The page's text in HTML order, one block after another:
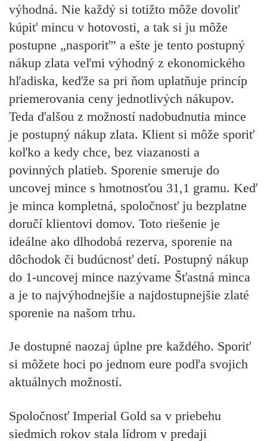
výhodná. Nie každý si totižto môže dovoliť
kúpiť mincu v hotovosti, a tak si ju môže
postupne „nasporiť” a ešte je tento postupný
nákup zlata veľmi výhodný z ekonomického
hľadiska, keďže sa pri ňom uplatňuje princíp
priemerovania ceny jednotlivých nákupov.
Teda ďalšou z možností nadobudnutia mince
je postupný nákup zlata. Klient si môže sporiť
koľko a kedy chce, bez viazanosti a
povinných platieb. Sporenie smeruje do
uncovej mince s hmotnosťou 31,1 gramu. Keď
je minca kompletná, spoločnosť ju bezplatne
doručí klientovi domov. Toto riešenie je
ideálne ako dlhodobá rezerva, sporenie na
dôchodok či budúcnosť detí. Postupný nákup
do 1-uncovej mince nazývame Šťastná minca
a je to najvýhodnejšie a najdostupnejšie zlaté
sporenie na našom trhu.
Je dostupné naozaj úplne pre každého. Sporiť
si môžete hoci po jednom eure podľa svojich
aktuálnych možností.
Spoločnosť Imperial Gold sa v priebehu
siedmich rokov stala lídrom v predaji